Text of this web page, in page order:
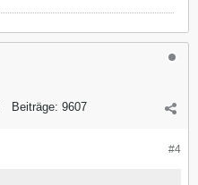
Beiträge: 9607
#4